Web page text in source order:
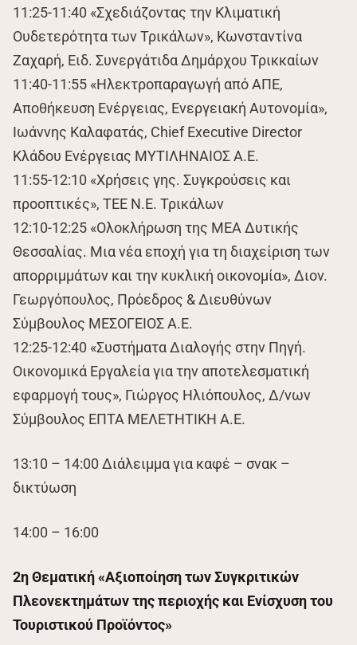
11:25-11:40 «Σχεδιάζοντας την Κλιματική
Ουδετερότητα των Τρικάλων», Κωνσταντίνα
Ζαχαρή, Ειδ. Συνεργάτιδα Δημάρχου Τρικκαίων
11:40-11:55 «Ηλεκτροπαραγωγή από ΑΠΕ,
Αποθήκευση Ενέργειας, Ενεργειακή Αυτονομία»,
Ιωάννης Καλαφατάς, Chief Executive Director
Κλάδου Ενέργειας ΜΥΤΙΛΗΝΑΙΟΣ Α.Ε.
11:55-12:10 «Χρήσεις γης. Συγκρούσεις και
προοπτικές», ΤΕΕ Ν.Ε. Τρικάλων
12:10-12:25 «Ολοκλήρωση της ΜΕΑ Δυτικής
Θεσσαλίας. Μια νέα εποχή για τη διαχείριση των
απορριμμάτων και την κυκλική οικονομία», Διον.
Γεωργόπουλος, Πρόεδρος & Διευθύνων
Σύμβουλος ΜΕΣΟΓΕΙΟΣ Α.Ε.
12:25-12:40 «Συστήματα Διαλογής στην Πηγή.
Οικονομικά Εργαλεία για την αποτελεσματική
εφαρμογή τους», Γιώργος Ηλιόπουλος, Δ/νων
Σύμβουλος ΕΠΤΑ ΜΕΛΕΤΗΤΙΚΗ Α.Ε.
13:10 – 14:00 Διάλειμμα για καφέ – σνακ –
δικτύωση
14:00 – 16:00
2η Θεματική «Αξιοποίηση των Συγκριτικών
Πλεονεκτημάτων της περιοχής και Ενίσχυση του
Τουριστικού Προϊόντος»